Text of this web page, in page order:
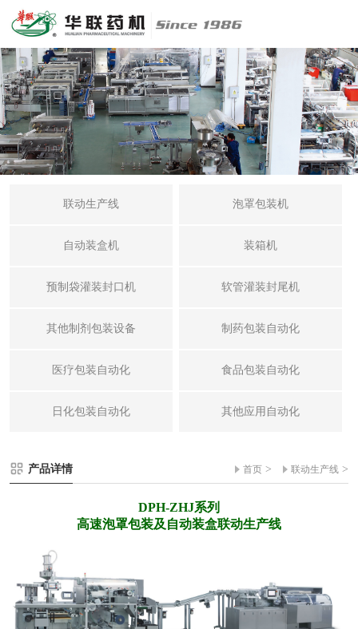
联动生产线 泡罩包装机
自动装盒机 装箱机
预制袋灌装封口机 软管灌装封尾机
其他制剂包装设备 制药包装自动化
医疗包装自动化 食品包装自动化
日化包装自动化 其他应用自动化
产品详情 首页 > 联动生产线 >
DPH-ZHJ系列
高速泡罩包装及自动装盒联动生产线